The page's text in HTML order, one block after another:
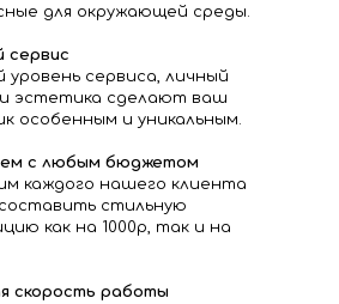
для окружающей среды.
сервис
уровень сервиса, личный
и эстетика сделают ваш
особенным и уникальным.
с любым бюджетом
каждого нашего клиента
стильную
как на 1000р, так и на
скорость работы